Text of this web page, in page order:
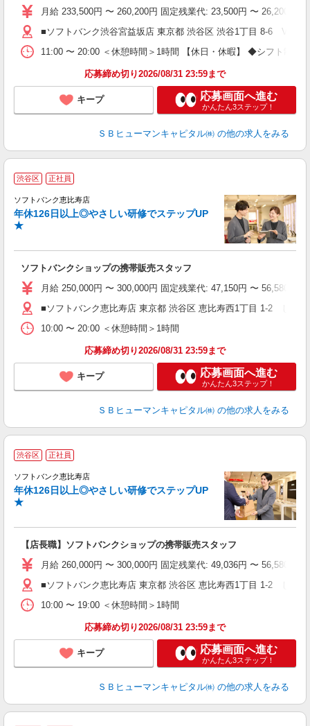
月給 233,500円 〜 260,200円 固定残業代: 23,500円 〜 26,200円
■ソフトバンク渋谷宮益坂店 東京都 渋谷区 渋谷1丁目 8‐6 VORT
11:00 〜 20:00 ＜休憩時間＞1時間 【休日・休暇】 ◆シフト制
応募締め切り2026/08/31 23:59まで
キープ 応募画面へ進む
かんたん3ステップ！
ＳＢヒューマンキャピタル㈱ の他の求人をみる
渋谷区 正社員
ソフトバンク恵比寿店
年休126日以上◎やさしい研修でステップUP
★
ソフトバンクショップの携帯販売スタッフ
月給 250,000円 〜 300,000円 固定残業代: 47,150円 〜 56,580円
■ソフトバンク恵比寿店 東京都 渋谷区 恵比寿西1丁目 1‐2 しん
10:00 〜 20:00 ＜休憩時間＞1時間
応募締め切り2026/08/31 23:59まで
キープ 応募画面へ進む
かんたん3ステップ！
ＳＢヒューマンキャピタル㈱ の他の求人をみる
渋谷区 正社員
ソフトバンク恵比寿店
年休126日以上◎やさしい研修でステップUP
★
【店長職】ソフトバンクショップの携帯販売スタッフ
月給 260,000円 〜 300,000円 固定残業代: 49,036円 〜 56,580円
■ソフトバンク恵比寿店 東京都 渋谷区 恵比寿西1丁目 1‐2 しん
10:00 〜 19:00 ＜休憩時間＞1時間
応募締め切り2026/08/31 23:59まで
キープ 応募画面へ進む
かんたん3ステップ！
ＳＢヒューマンキャピタル㈱ の他の求人をみる